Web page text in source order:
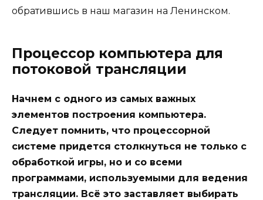
обратившись в наш магазин на Ленинском.
Процессор компьютера для
потоковой трансляции
Начнем с одного из самых важных
элементов построения компьютера.
Следует помнить, что процессорной
системе придется столкнуться не только с
обработкой игры, но и со всеми
программами, используемыми для ведения
трансляции. Всё это заставляет выбирать